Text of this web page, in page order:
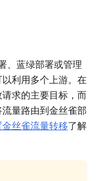
、蓝绿部署或管理
利用多个上游。在
求的主要目标，而
量路由到金丝雀部
丝雀流量转移了解